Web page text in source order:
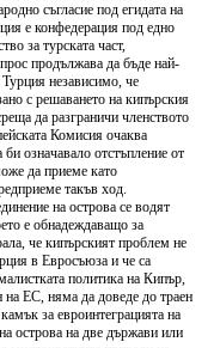
съгласие под егидата на
е конфедерация под едно
за турската част,
продължава да бъде най-
независимо, че
с решаването на кипърския
да разграничи членството
Комисия очаква
означавало отстъпление от
да приеме като
такъв ход.
на острова се водят
е обнадеждаващо за
че кипърският проблем не
в Евросъюза и че са
политика на Кипър,
на ЕС, няма да доведе до траен
за евроинтеграцията на
острова на две държави или